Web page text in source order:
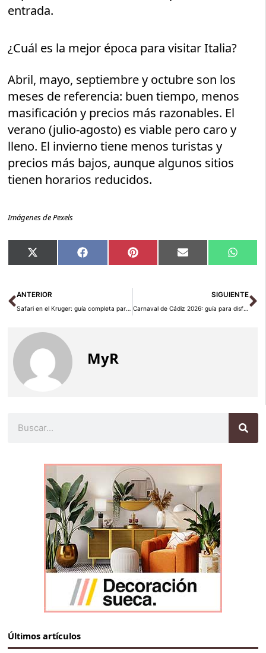
entrada.
¿Cuál es la mejor época para visitar Italia?
Abril, mayo, septiembre y octubre son los
meses de referencia: buen tiempo, menos
masificación y precios más razonables. El
verano (julio-agosto) es viable pero caro y
lleno. El invierno tiene menos turistas y
precios más bajos, aunque algunos sitios
tienen horarios reducidos.
Imágenes de Pexels
Compartir
en
X
(Twitter)
Compartir
en
Facebook Compartir
en
Pinterest Compartir
en
Email
en
Ant
ANTERIOR
Safari en el Kruger: guía completa para Sudáfrica 2026
SIGUIENTE
Carnaval de Cádiz 2026: guía para disfrutarlo bien
MyR
Últimos artículos